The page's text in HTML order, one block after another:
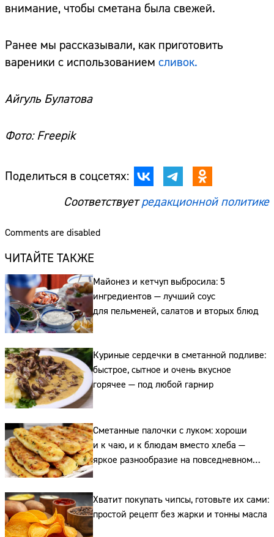
внимание, чтобы сметана была свежей.
Ранее мы рассказывали, как приготовить
вареники с использованием сливок.
Айгуль Булатова
Фото: Freepik
Поделиться в соцсетях:
Соответствуетредакционной политике
Comments are disabled
ЧИТАЙТЕ ТАКЖЕ
Майонез и кетчуп выбросила: 5
ингредиентов — лучший соус
для пельменей, салатов и вторых блюд
Куриные сердечки в сметанной подливе:
быстрое, сытное и очень вкусное
горячее — под любой гарнир
Сметанные палочки с луком: хороши
и к чаю, и к блюдам вместо хлеба —
яркое разнообразие на повседневном
столе
Хватит покупать чипсы, готовьте их сами:
простой рецепт без жарки и тонны масла